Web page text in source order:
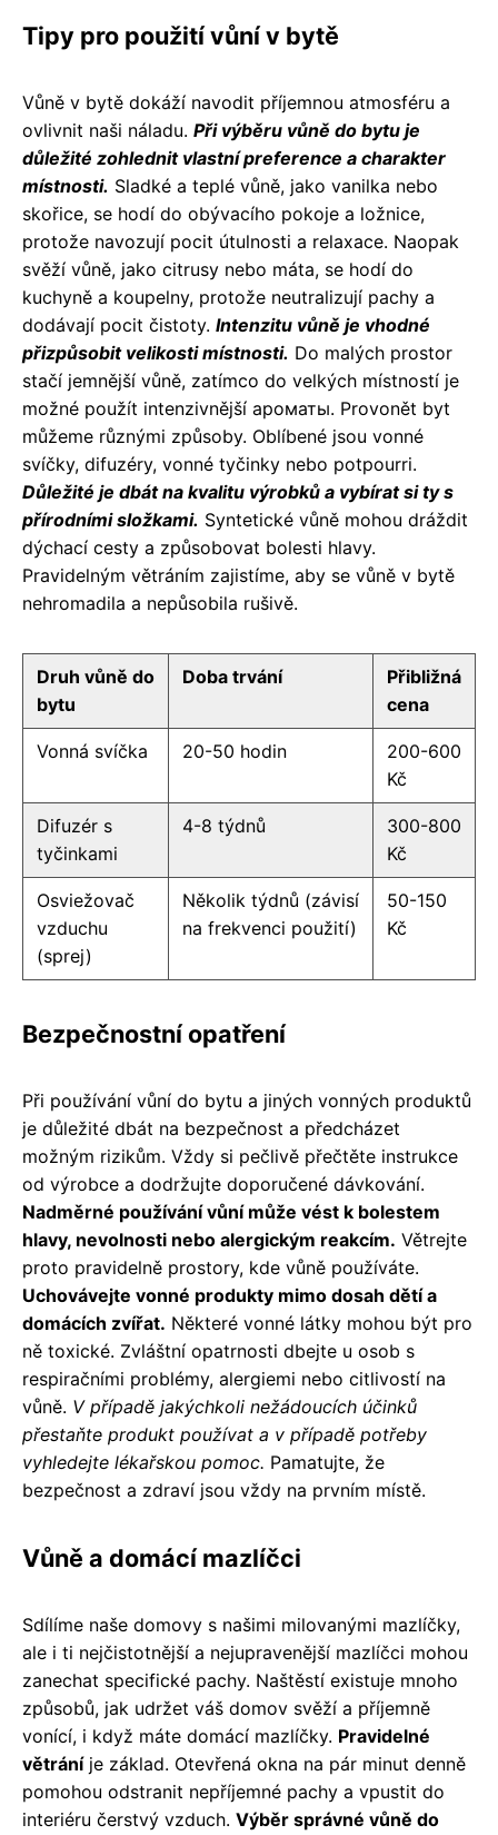
Tipy pro použití vůní v bytě
Vůně v bytě dokáží navodit příjemnou atmosféru a
ovlivnit naši náladu. Při výběru vůně do bytu je
důležité zohlednit vlastní preference a charakter
místnosti. Sladké a teplé vůně, jako vanilka nebo
skořice, se hodí do obývacího pokoje a ložnice,
protože navozují pocit útulnosti a relaxace. Naopak
svěží vůně, jako citrusy nebo máta, se hodí do
kuchyně a koupelny, protože neutralizují pachy a
dodávají pocit čistoty. Intenzitu vůně je vhodné
přizpůsobit velikosti místnosti. Do malých prostor
stačí jemnější vůně, zatímco do velkých místností je
možné použít intenzivnější ароматы. Provonět byt
můžeme různými způsoby. Oblíbené jsou vonné
svíčky, difuzéry, vonné tyčinky nebo potpourri.
Důležité je dbát na kvalitu výrobků a vybírat si ty s
přírodními složkami. Syntetické vůně mohou dráždit
dýchací cesty a způsobovat bolesti hlavy.
Pravidelným větráním zajistíme, aby se vůně v bytě
nehromadila a nepůsobila rušivě.
Druh vůně do
bytu
Doba trvání
Přibližná
cena
Vonná svíčka 20-50 hodin
200-600
Kč
Difuzér s
tyčinkami
4-8 týdnů
300-800
Kč
Osviežovač
vzduchu
(sprej)
Několik týdnů (závisí
na frekvenci použití)
50-150
Kč
Bezpečnostní opatření
Při používání vůní do bytu a jiných vonných produktů
je důležité dbát na bezpečnost a předcházet
možným rizikům. Vždy si pečlivě přečtěte instrukce
od výrobce a dodržujte doporučené dávkování.
Nadměrné používání vůní může vést k bolestem
hlavy, nevolnosti nebo alergickým reakcím. Větrejte
proto pravidelně prostory, kde vůně používáte.
Uchovávejte vonné produkty mimo dosah dětí a
domácích zvířat. Některé vonné látky mohou být pro
ně toxické. Zvláštní opatrnosti dbejte u osob s
respiračními problémy, alergiemi nebo citlivostí na
vůně. V případě jakýchkoli nežádoucích účinků
přestaňte produkt používat a v případě potřeby
vyhledejte lékařskou pomoc. Pamatujte, že
bezpečnost a zdraví jsou vždy na prvním místě.
Vůně a domácí mazlíčci
Sdílíme naše domovy s našimi milovanými mazlíčky,
ale i ti nejčistotnější a nejupravenější mazlíčci mohou
zanechat specifické pachy. Naštěstí existuje mnoho
způsobů, jak udržet váš domov svěží a příjemně
vonící, i když máte domácí mazlíčky. Pravidelné
větráníje základ. Otevřená okna na pár minut denně
pomohou odstranit nepříjemné pachy a vpustit do
interiéru čerstvý vzduch. Výběr správné vůně do